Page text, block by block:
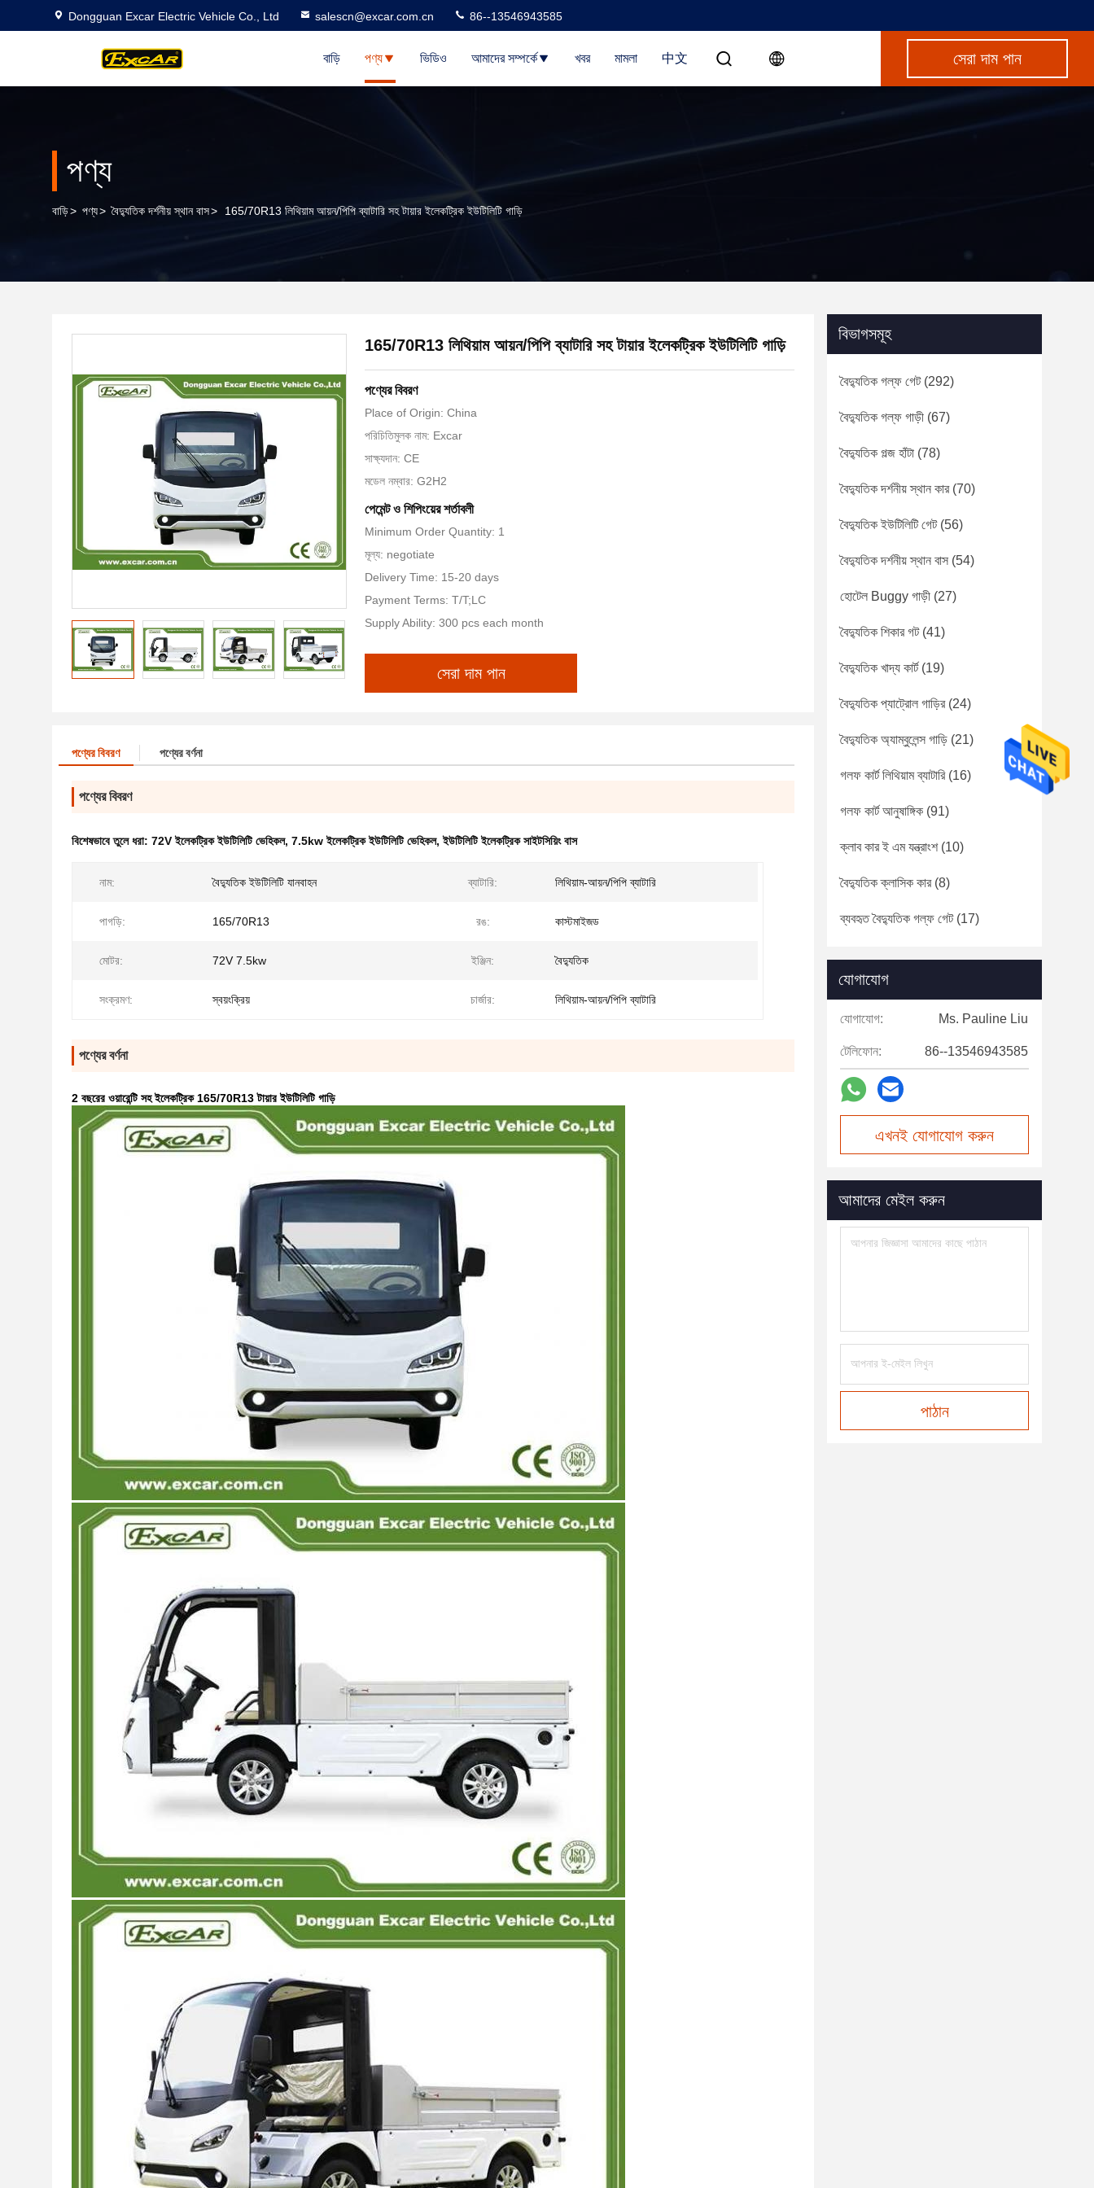
Dongguan Excar Electric Vehicle Co., Ltd salescn@excar.com.cn 86--13546943585
বাড়ি পণ্য ভিডিও আমাদের সম্পর্কে খবর মামলা 中文 সেরা দাম পান
পণ্য
বাড়ি> পণ্য> বৈদ্যুতিক দর্শনীয় স্থান বাস> 165/70R13 লিথিয়াম আয়ন/পিপি ব্যাটারি সহ টায়ার ইলেকট্রিক ইউটিলিটি গাড়ি
165/70R13 লিথিয়াম আয়ন/পিপি ব্যাটারি সহ টায়ার ইলেকট্রিক ইউটিলিটি গাড়ি
পণ্যের বিবরণ
Place of Origin: China
পরিচিতিমুলক নাম: Excar
সাক্ষ্যদান: CE
মডেল নম্বার: G2H2
পেমেন্ট ও শিপিংয়ের শর্তাবলী
Minimum Order Quantity: 1
মূল্য: negotiate
Delivery Time: 15-20 days
Payment Terms: T/T;LC
Supply Ability: 300 pcs each month
সেরা দাম পান
পণ্যের বিবরণ পণ্যের বর্ণনা
পণ্যের বিবরণ
বিশেষভাবে তুলে ধরা: 72V ইলেকট্রিক ইউটিলিটি ভেহিকল, 7.5kw ইলেকট্রিক ইউটিলিটি ভেহিকল,ইউটিলিটি ইলেকট্রিক সাইটসিয়িং বাস
নাম: বৈদ্যুতিক ইউটিলিটি যানবাহন ব্যাটারি: লিথিয়াম-আয়ন/পিপি ব্যাটারি
পাগড়ি: 165/70R13 রঙ: কাস্টমাইজড
মোটর: 72V 7.5kw ইঞ্জিন: বৈদ্যুতিক
সংক্রমণ: স্বয়ংক্রিয় চার্জার: লিথিয়াম-আয়ন/পিপি ব্যাটারি
পণ্যের বর্ণনা
2 বছরের ওয়ারেন্টি সহ ইলেকট্রিক 165/70R13 টায়ার ইউটিলিটি গাড়ি
বিভাগসমূহ
বৈদ্যুতিক গল্ফ গেট(292)
বৈদ্যুতিক গল্ফ গাড়ী (67)
বৈদ্যুতিক গল্জ হাঁটা (78)
বৈদ্যুতিক দর্শনীয় স্থান কার(70)
বৈদ্যুতিক ইউটিলিটি গেট(56)
বৈদ্যুতিক দর্শনীয় স্থান বাস (54)
হোটেল Buggy গাড়ী (27)
বৈদ্যুতিক শিকার গট(41)
বৈদ্যুতিক খাদ্য কার্ট(19)
বৈদ্যুতিক প্যাট্রোল গাড়ির(24)
বৈদ্যুতিক অ্যাম্বুলেন্স গাড়ি (21)
গলফ কার্ট লিথিয়াম ব্যাটারি(16)
গলফ কার্ট আনুষাঙ্গিক (91)
ক্লাব কার ই এম যন্ত্রাংশ(10)
বৈদ্যুতিক ক্লাসিক কার(8)
ব্যবহৃত বৈদ্যুতিক গল্ফ গেট(17)
যোগাযোগ
যোগাযোগ: Ms. Pauline Liu
টেলিফোন: 86--13546943585
এখনই যোগাযোগ করুন
আমাদের মেইল করুন
পাঠান